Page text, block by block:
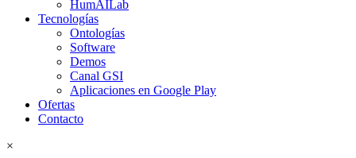
HumAILab
Tecnologías
Ontologías
Software
Demos
Canal GSI
Aplicaciones en Google Play
Ofertas
Contacto
×